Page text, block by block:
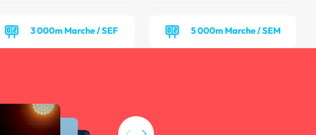
3 000m Marche / SEF 5 000m Marche / SEM